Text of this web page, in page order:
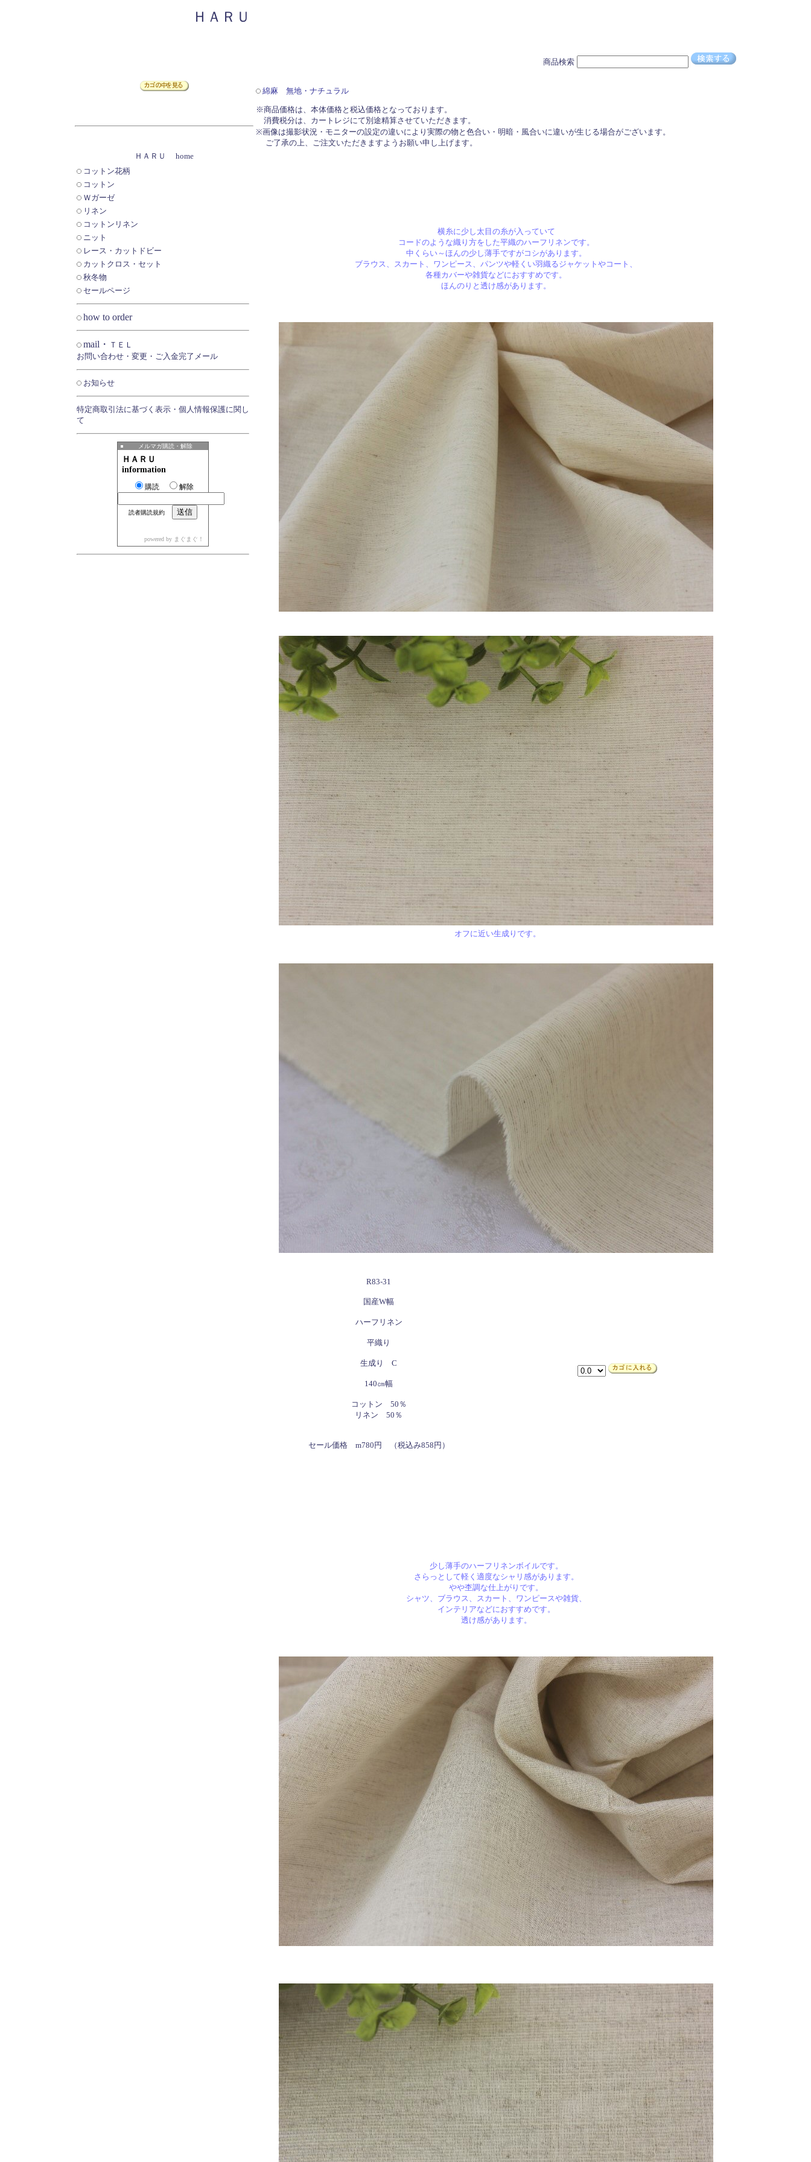
ＨＡＲＵ
商品検索
綿麻 無地・ナチュラル
※商品価格は、本体価格と税込価格となっております。
消費税分は、カートレジにて別途精算させていただきます。
※画像は撮影状況・モニターの設定の違いにより実際の物と色合い・明暗・風合いに違いが生じる場合がございます。
ご了承の上、ご注文いただきますようお願い申し上げます。
ＨＡＲＵ home
コットン花柄
コットン
Ｗガーゼ
リネン
コットンリネン
ニット
レース・カットドビー
カットクロス・セット
秋冬物
セールページ
how to order
mail・ ＴＥＬ
お問い合わせ・変更・ご入金完了メール
お知らせ
特定商取引法に基づく表示・個人情報保護に関し
て
メルマガ購読・解除
ＨＡＲＵ
information
購読 解除
読者購読規約
powered by まぐまぐ！
横糸に少し太目の糸が入っていて
コードのような織り方をした平織のハーフリネンです。
中くらい～ほんの少し薄手ですがコシがあります。
ブラウス、スカート、ワンピース、パンツや軽くい羽織るジャケットやコート、
各種カバーや雑貨などにおすすめです。
ほんのりと透け感があります。
オフに近い生成りです。
R83-31
国産W幅
ハーフリネン
平織り
生成り C
140㎝幅
コットン 50％
リネン 50％
セール価格 m780円 （税込み858円）
少し薄手のハーフリネンボイルです。
さらっとして軽く適度なシャリ感があります。
やや杢調な仕上がりです。
シャツ、ブラウス、スカート、ワンピースや雑貨、
インテリアなどにおすすめです。
透け感があります。